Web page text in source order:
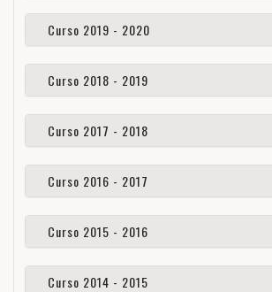
Curso 2019 - 2020
Curso 2018 - 2019
Curso 2017 - 2018
Curso 2016 - 2017
Curso 2015 - 2016
Curso 2014 - 2015